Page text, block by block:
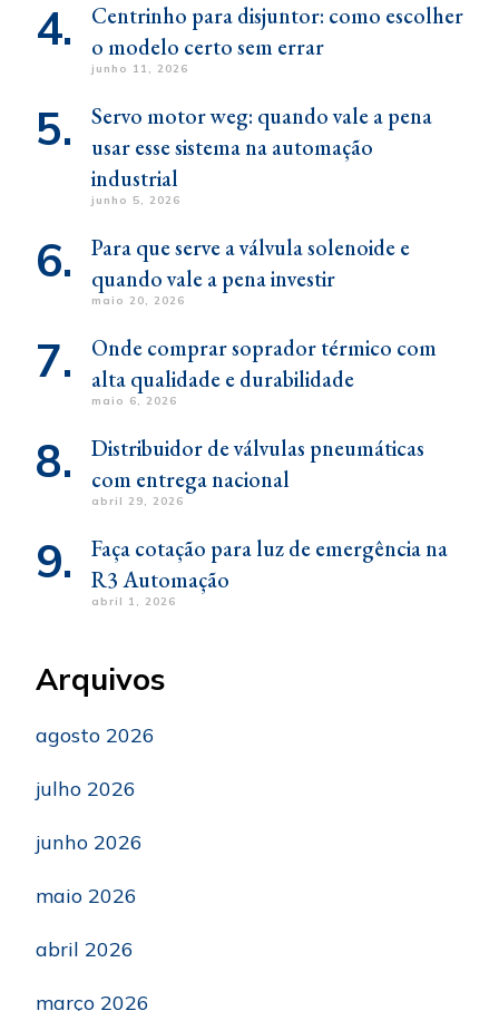
Centrinho para disjuntor: como escolher
o modelo certo sem errar
junho 11, 2026
Servo motor weg: quando vale a pena
usar esse sistema na automação
industrial
junho 5, 2026
Para que serve a válvula solenoide e
quando vale a pena investir
maio 20, 2026
Onde comprar soprador térmico com
alta qualidade e durabilidade
maio 6, 2026
Distribuidor de válvulas pneumáticas
com entrega nacional
abril 29, 2026
Faça cotação para luz de emergência na
R3 Automação
abril 1, 2026
Arquivos
agosto 2026
julho 2026
junho 2026
maio 2026
abril 2026
março 2026